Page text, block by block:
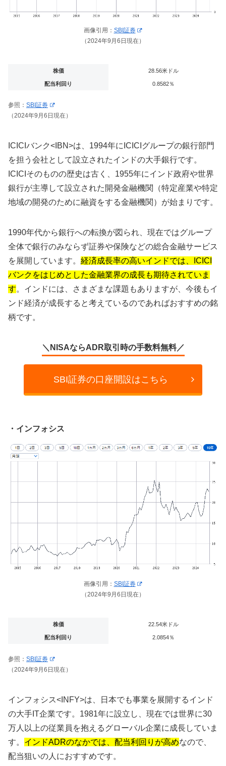
画像引用： SBI証券
（2024年9月6日現在）
株価 28.56米ドル
配当利回り 0.8582％
参照： SBI証券
（2024年9月6日現在）
ICICIバンク< IBN>は、1994年にICICIグループの銀行部門
を担う会社として設立されたインドの大手銀行です。
ICICIそのものの歴史は古く、1955年にインド政府や世界
銀行が主導して設立された開発金融機関（特定産業や特定
地域の開発のために融資をする金融機関）が始まりです。
1990年代から銀行への転換が図られ、現在ではグループ
全体で銀行のみならず証券や保険などの総合金融サービス
を展開しています。 経済成長率の高いインドでは、ICICI
バンクをはじめとした金融業界の成長も期待されていま
す。インドには、さまざまな課題もありますが、今後もイ
ンド経済が成長すると考えているのであればおすすめの銘
柄です。
＼NISAならADR取引時の手数料無料／
SBI証券の口座開設はこちら
・インフォシス
画像引用： SBI証券
（2024年9月6日現在）
株価 22.54米ドル
配当利回り 2.0854％
参照： SBI証券
（2024年9月6日現在）
インフォシス< INFY>は、日本でも事業を展開するインド
の大手IT企業です。1981年に設立し、現在では世界に30
万人以上の従業員を抱えるグローバル企業に成長していま
す。 インドADRのなかでは、配当利回りが高めなので、
配当狙いの人におすすめです。